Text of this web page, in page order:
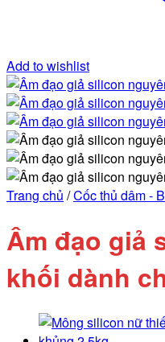
Add to wishlist
Trang chủ /Cốc thủ dâm -
Âm đạo giả
khối dành